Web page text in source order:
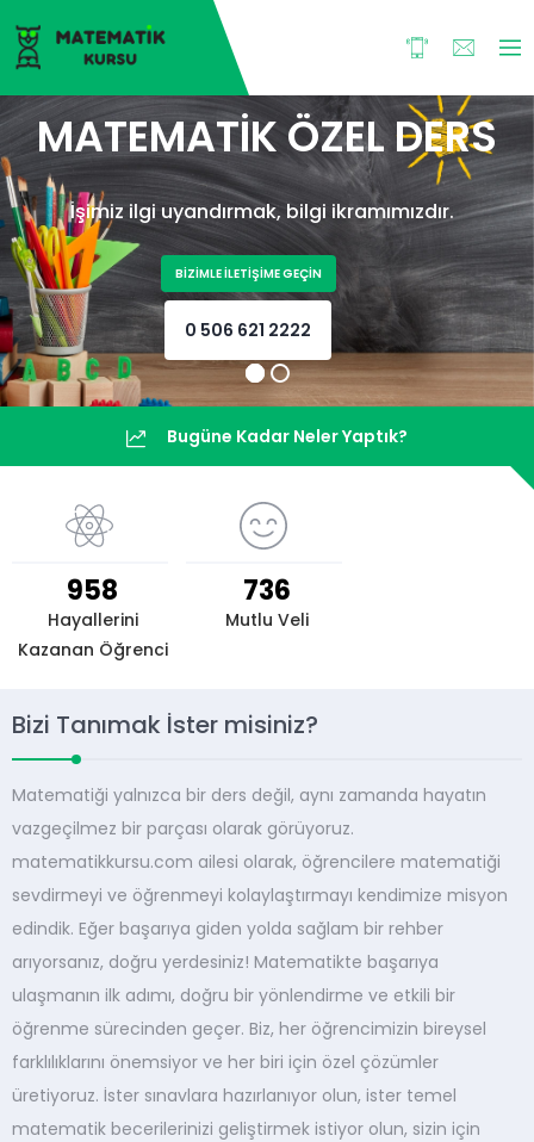
MATEMATİK ÖZEL DERS
İşimiz ilgi uyandırmak, bilgi ikramımızdır.
BİZİMLE İLETİŞİME GEÇİN
0 506 621 2222
Bugüne Kadar Neler Yaptık?
958
Hayallerini
Kazanan Öğrenci
736
Mutlu Veli
Bizi Tanımak İster misiniz?
Matematiği yalnızca bir ders değil, aynı zamanda hayatın
vazgeçilmez bir parçası olarak görüyoruz.
matematikkursu.com ailesi olarak, öğrencilere matematiği
sevdirmeyi ve öğrenmeyi kolaylaştırmayı kendimize misyon
edindik. Eğer başarıya giden yolda sağlam bir rehber
arıyorsanız, doğru yerdesiniz! Matematikte başarıya
ulaşmanın ilk adımı, doğru bir yönlendirme ve etkili bir
öğrenme sürecinden geçer. Biz, her öğrencimizin bireysel
farklılıklarını önemsiyor ve her biri için özel çözümler
üretiyoruz. İster sınavlara hazırlanıyor olun, ister temel
matematik becerilerinizi geliştirmek istiyor olun, sizin için